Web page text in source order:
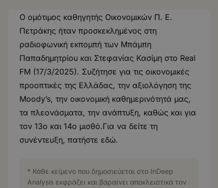
O ομότιμος καθηγητής Οικονομικών Π. Ε.
Πετράκης ήταν προσκεκλημένος στη
ραδιοφωνική εκπομπή των Μπάμπη
Παπαδημητρίου και Στεφανίας Κασίμη στο Real
FM (17/3/2025). Συζήτησε για τις οικονομικές
προοπτικές της Ελλάδας, την αξιολόγηση της
Moody’s, την οικονομική καθημερινότητά μας,
τα πλεονάσματα, την ανάπτυξη, καθώς και για
τον 13ο και 14ο μισθό.Για να δείτε τη
συνέντευξη, πατήστε εδώ.
* Κάθε κείμενο που δημοσιεύεται στο InDeep
Analysis εκφράζει και βαραίνει αποκλειστικά τον